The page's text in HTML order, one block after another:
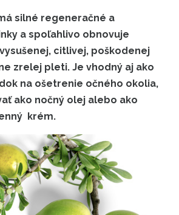
silné regeneračné a
a spoľahlivo obnovuje
citlivej, poškodenej
zrelej pleti. Je vhodný aj ako
na ošetrenie očného okolia,
ako nočný olej alebo ako
krém.